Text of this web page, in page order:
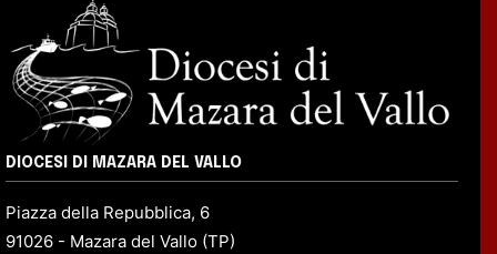
DIOCESI DI MAZARA DEL VALLO
Piazza della Repubblica, 6
91026 - Mazara del Vallo (TP)